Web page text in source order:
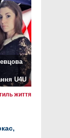
U4U
життя